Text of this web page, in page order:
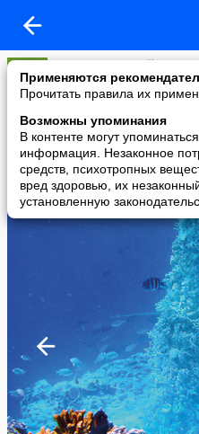
Применяются
Прочитать правила их
Возможны упоминания
В контенте могут
информация. Незаконное
средств, психотропных
вред здоровью, их
установленную
Группа компаний
added a photo
13 Jan в 15:49